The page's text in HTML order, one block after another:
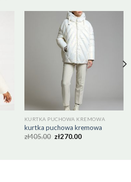
KURTKA PUCHOWA KREMOWA
kurtka puchowa kremowa
zł405.00 zł270.00